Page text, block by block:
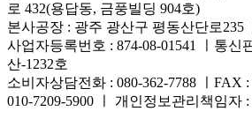
로 432(용답동, 금풍빌딩 904호)
본사공장 : 광주 광산구 평동산단로235
사업자등록번호 : 874-08-01541 ㅣ통신
산-1232호
소비자상담전화 : 080-362-7788 ㅣFAX :
010-7209-5900 ㅣ 개인정보관리책임자